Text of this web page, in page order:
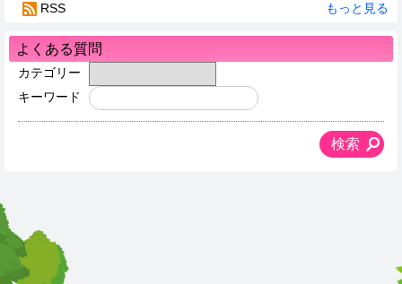
もっと見る
RSS
よくある質問
カテゴリー
キーワード